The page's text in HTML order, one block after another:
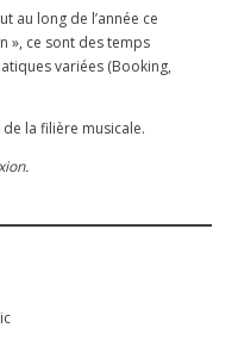
au long de l’année ce
», ce sont des temps
variées (Booking,
la filière musicale.